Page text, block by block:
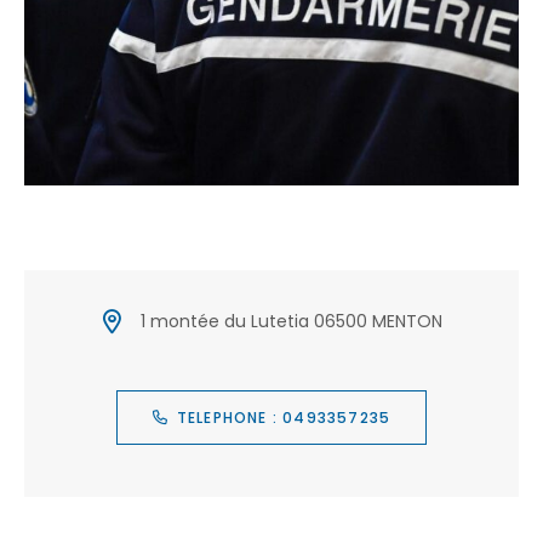
1 montée du Lutetia 06500 MENTON
TELEPHONE : 0493357235